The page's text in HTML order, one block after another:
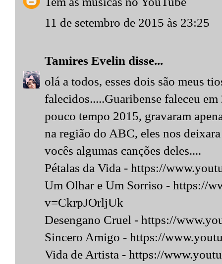
11 de setembro de 2015 às 23:25
Tamires Evelin disse...
olá a todos, esses dois são meus
falecidos.....Guaribense faleceu
pouco tempo 2015, gravaram
na região do ABC, eles nos
vocês algumas canções deles....
Pétalas da Vida - https://
Um Olhar e Um Sorriso - https://
v=CkrpJOrljUk
Desengano Cruel - https://
Sincero Amigo - https://
Vida de Artista - https://